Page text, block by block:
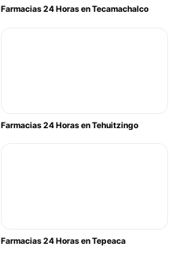
Farmacias 24 Horas en Tecamachalco
Farmacias 24 Horas en Tehuitzingo
Farmacias 24 Horas en Tepeaca